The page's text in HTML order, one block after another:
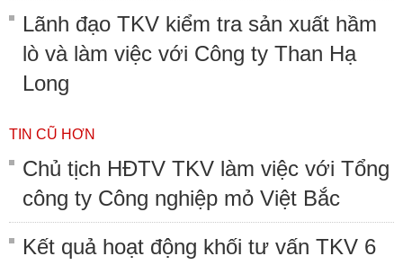
Lãnh đạo TKV kiểm tra sản xuất hầm
lò và làm việc với Công ty Than Hạ
Long
TIN CŨ HƠN
Chủ tịch HĐTV TKV làm việc với Tổng
công ty Công nghiệp mỏ Việt Bắc
Kết quả hoạt động khối tư vấn TKV 6